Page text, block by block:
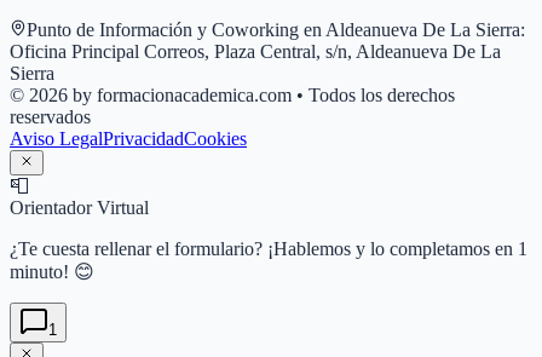
Punto de Información y Coworking en Aldeanueva De La Sierra:
Oficina Principal Correos, Plaza Central, s/n, Aldeanueva De La
Sierra
© 2026 by formacionacademica.com • Todos los derechos
reservados
Aviso LegalPrivacidadCookies
📮
Orientador Virtual
¿Te cuesta rellenar el formulario? ¡Hablemos y lo completamos en 1
minuto! 😊
1